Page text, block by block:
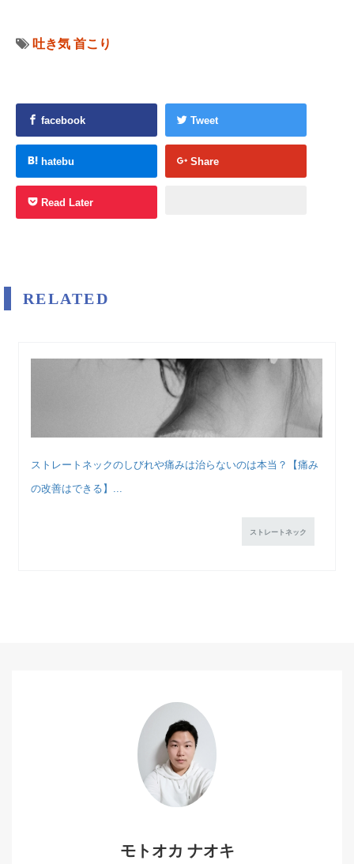
吐き気 首こり
facebook Tweet
hatebu Share
Read Later
RELATED
ストレートネックのしびれや痛みは治らないのは本当？【痛み
の改善はできる】...
ストレートネック
モトオカ ナオキ